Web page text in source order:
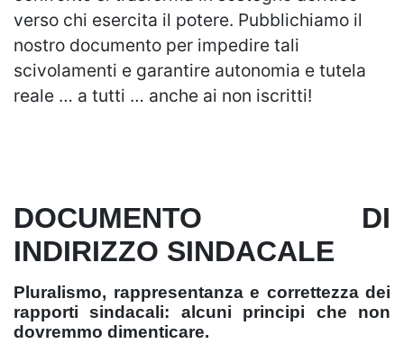
verso chi esercita il potere. Pubblichiamo il
nostro documento per impedire tali
scivolamenti e garantire autonomia e tutela
reale … a tutti … anche ai non iscritti!
DOCUMENTO DI
INDIRIZZO SINDACALE
Pluralismo, rappresentanza e correttezza dei
rapporti sindacali: alcuni principi che non
dovremmo dimenticare.